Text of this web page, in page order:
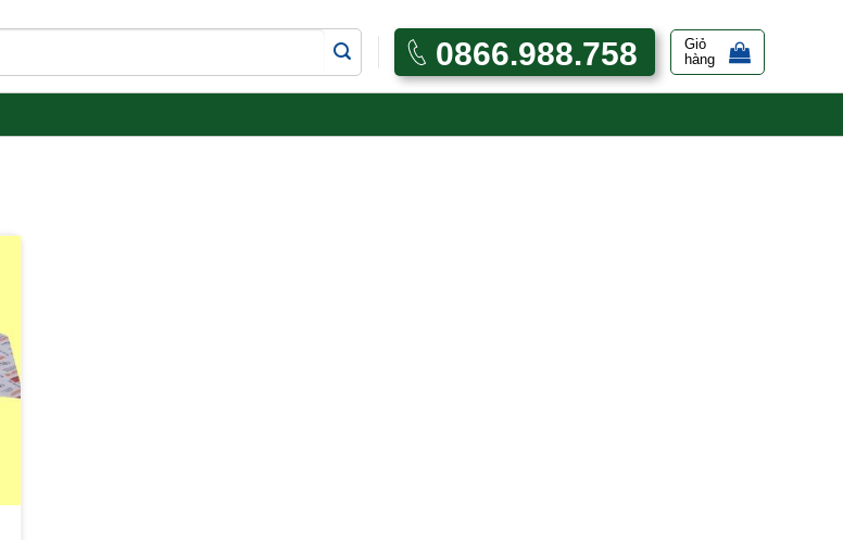
0866.988.758
Giỏ
hàng